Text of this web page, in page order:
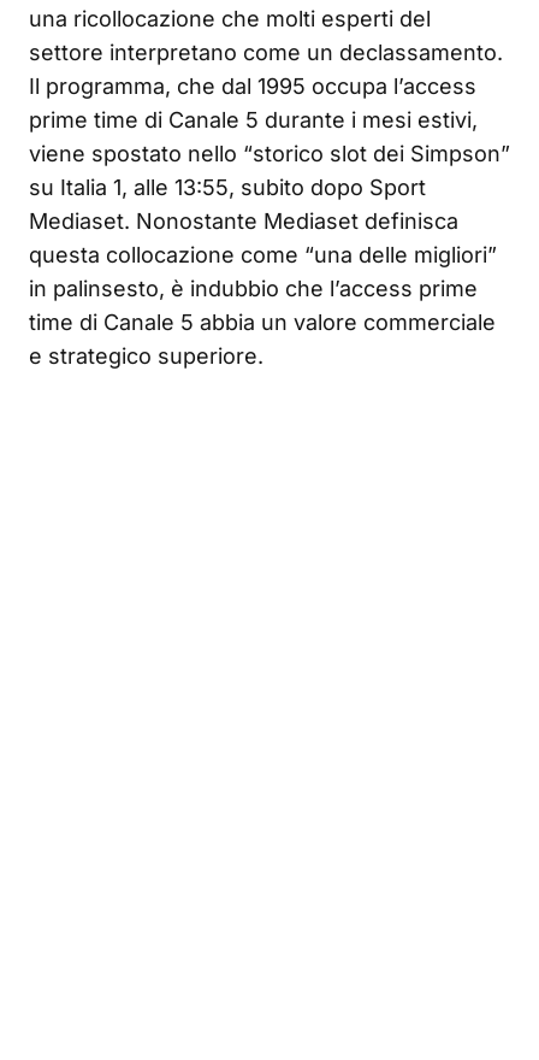
una ricollocazione che molti esperti del
settore interpretano come un declassamento.
Il programma, che dal 1995 occupa l’access
prime time di Canale 5 durante i mesi estivi,
viene spostato nello “storico slot dei Simpson”
su Italia 1, alle 13:55, subito dopo Sport
Mediaset. Nonostante Mediaset definisca
questa collocazione come “una delle migliori”
in palinsesto, è indubbio che l’access prime
time di Canale 5 abbia un valore commerciale
e strategico superiore.